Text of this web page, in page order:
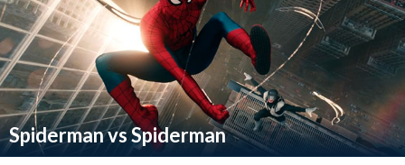
Spiderman vs Spiderman